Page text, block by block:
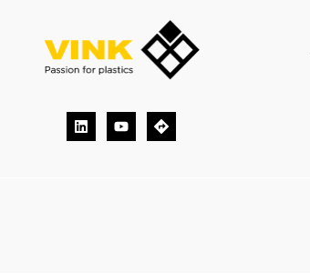
LinkedinYoutubeDirections